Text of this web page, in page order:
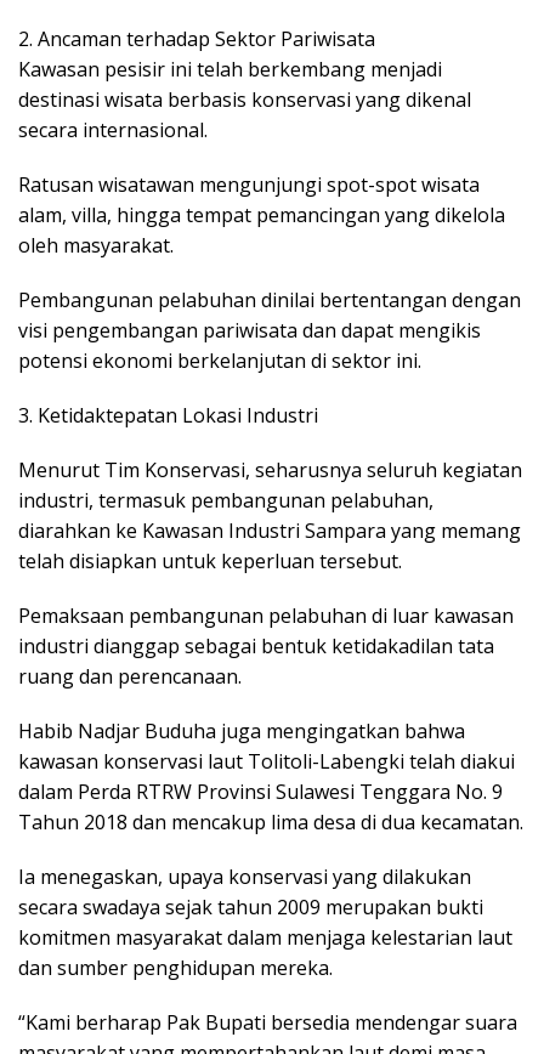
2. Ancaman terhadap Sektor Pariwisata
Kawasan pesisir ini telah berkembang menjadi
destinasi wisata berbasis konservasi yang dikenal
secara internasional.
Ratusan wisatawan mengunjungi spot-spot wisata
alam, villa, hingga tempat pemancingan yang dikelola
oleh masyarakat.
Pembangunan pelabuhan dinilai bertentangan dengan
visi pengembangan pariwisata dan dapat mengikis
potensi ekonomi berkelanjutan di sektor ini.
3. Ketidaktepatan Lokasi Industri
Menurut Tim Konservasi, seharusnya seluruh kegiatan
industri, termasuk pembangunan pelabuhan,
diarahkan ke Kawasan Industri Sampara yang memang
telah disiapkan untuk keperluan tersebut.
Pemaksaan pembangunan pelabuhan di luar kawasan
industri dianggap sebagai bentuk ketidakadilan tata
ruang dan perencanaan.
Habib Nadjar Buduha juga mengingatkan bahwa
kawasan konservasi laut Tolitoli-Labengki telah diakui
dalam Perda RTRW Provinsi Sulawesi Tenggara No. 9
Tahun 2018 dan mencakup lima desa di dua kecamatan.
Ia menegaskan, upaya konservasi yang dilakukan
secara swadaya sejak tahun 2009 merupakan bukti
komitmen masyarakat dalam menjaga kelestarian laut
dan sumber penghidupan mereka.
“Kami berharap Pak Bupati bersedia mendengar suara